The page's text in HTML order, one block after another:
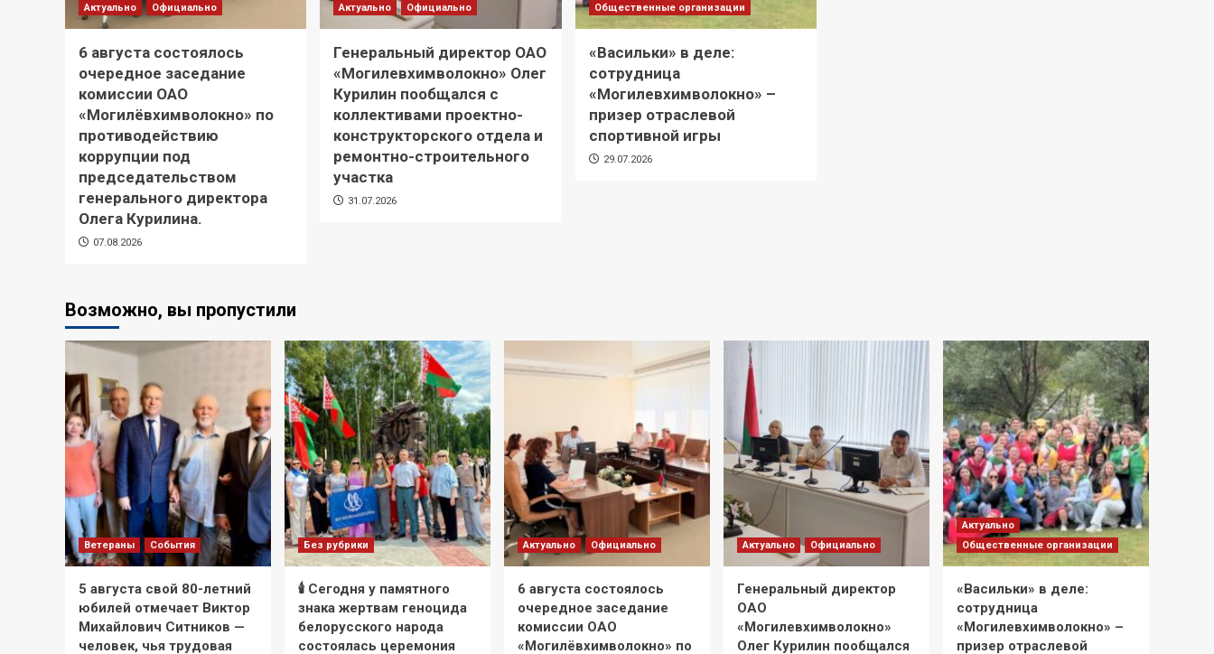
Актуально Официально
6 августа состоялось
очередное заседание
комиссии ОАО
«Могилёвхимволокно» по
противодействию
коррупции под
председательством
генерального директора
Олега Курилина.
07.08.2026
Актуально Официально
Генеральный директор ОАО
«Могилевхимволокно» Олег
Курилин пообщался с
коллективами проектно-
конструкторского отдела и
ремонтно-строительного
участка
31.07.2026
Общественные организации
«Васильки» в деле:
сотрудница
«Могилевхимволокно» –
призер отраслевой
спортивной игры
29.07.2026
Возможно, вы пропустили
Ветераны События
5 августа свой 80-летний
юбилей отмечает Виктор
Михайлович Ситников —
человек, чья трудовая
Без рубрики
🕯 Сегодня у памятного
знака жертвам геноцида
белорусского народа
состоялась церемония
Актуально Официально
6 августа состоялось
очередное заседание
комиссии ОАО
«Могилёвхимволокно» по
Актуально Официально
Генеральный директор
ОАО
«Могилевхимволокно»
Олег Курилин пообщался
Актуально
Общественные организации
«Васильки» в деле:
сотрудница
«Могилевхимволокно» –
призер отраслевой